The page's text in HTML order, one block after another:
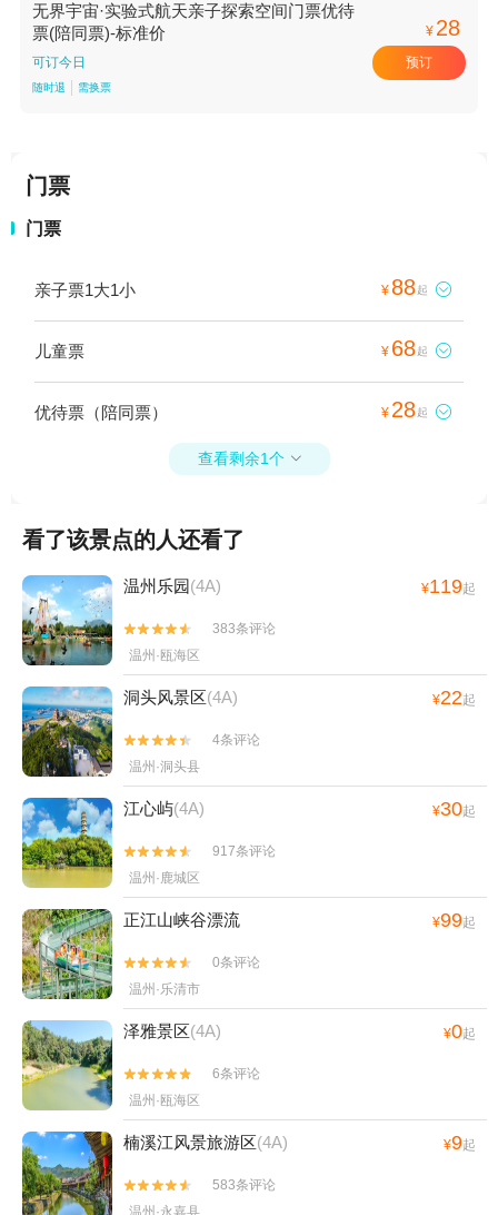
无界宇宙·实验式航天亲子探索空间门票优待
票(陪同票)-标准价
可订今日
随时退 需换票
¥ 28
预订
门票
门票
亲子票1大1小 ¥ 88起 
儿童票 ¥ 68起 
优待票（陪同票） ¥ 28起 
查看剩余1个 
看了该景点的人还看了
温州乐园(4A) ¥119起


383条评论
温州·瓯海区
洞头风景区(4A) ¥22起


4条评论
温州·洞头县
江心屿(4A) ¥30起


917条评论
温州·鹿城区
正江山峡谷漂流 ¥99起


0条评论
温州·乐清市
泽雅景区(4A) ¥0起


6条评论
温州·瓯海区
楠溪江风景旅游区(4A) ¥9起


583条评论
温州·永嘉县